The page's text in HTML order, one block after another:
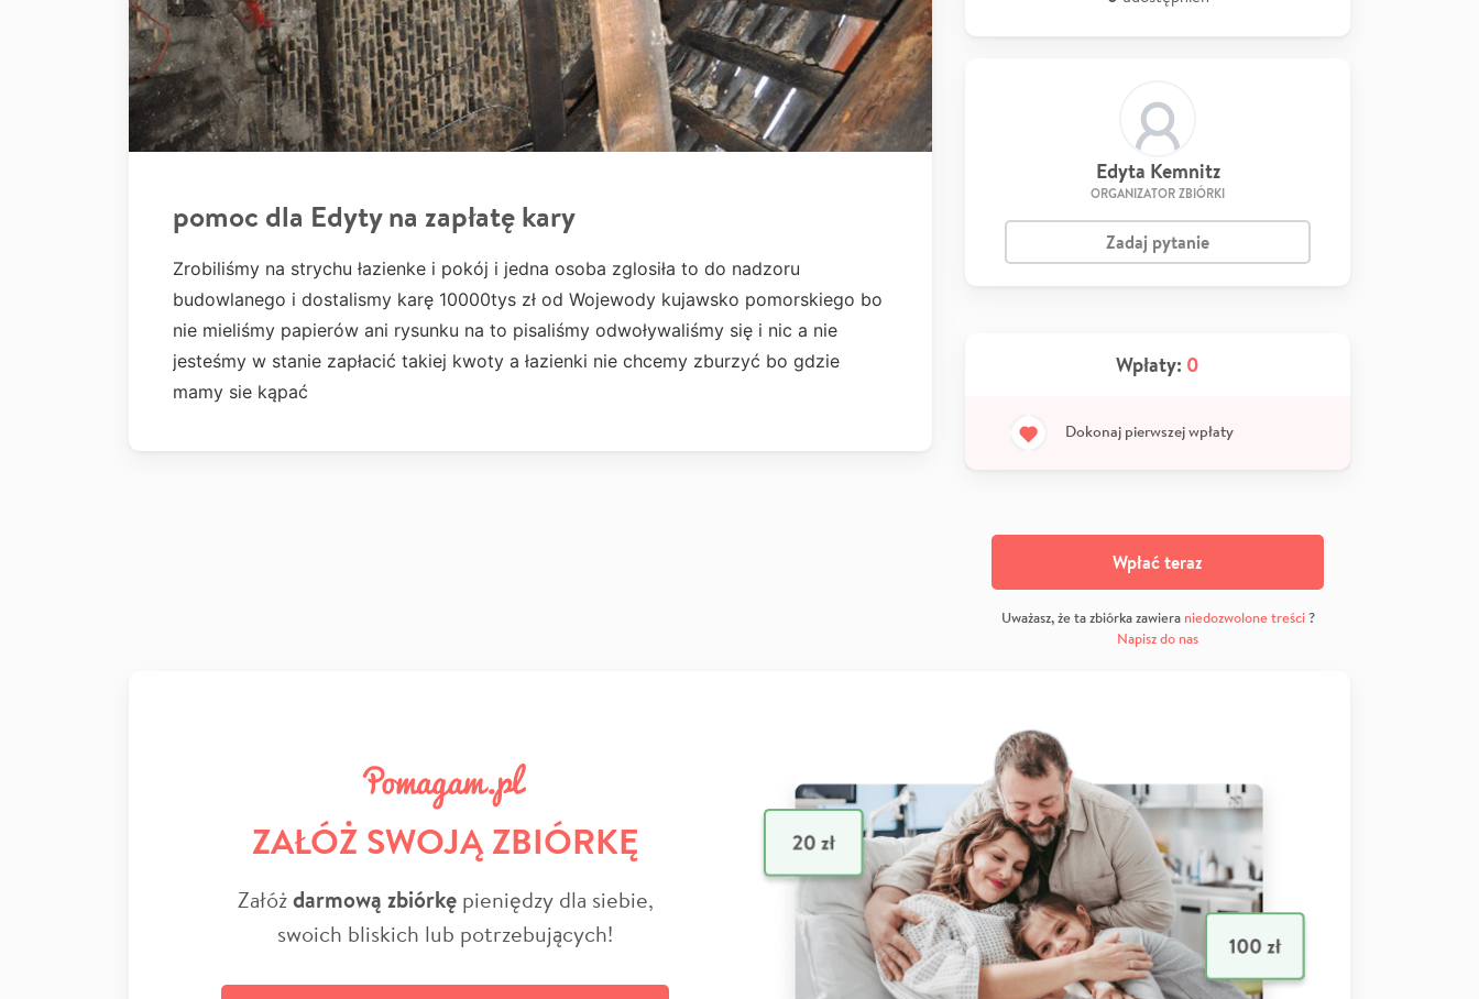
pomoc dla Edyty na zapłatę kary
Zrobiliśmy na strychu łazienke i pokój i jedna osoba zglosiła to do nadzoru
budowlanego i dostalismy karę 10000tys zł od Wojewody kujawsko pomorskiego bo
nie mieliśmy papierów ani rysunku na to pisaliśmy odwoływaliśmy się i nic a nie
jesteśmy w stanie zapłacić takiej kwoty a łazienki nie chcemy zburzyć bo gdzie
mamy sie kąpać
Edyta Kemnitz
ORGANIZATOR ZBIÓRKI
Zadaj pytanie
Wpłaty: 0
Dokonaj pierwszej wpłaty
Wpłać teraz
Uważasz, że ta zbiórka zawiera niedozwolone treści?
Napisz do nas
ZAŁÓŻ SWOJĄ ZBIÓRKĘ
Załóżdarmową zbiórkępieniędzy dla siebie,
swoich bliskich lub potrzebujących!